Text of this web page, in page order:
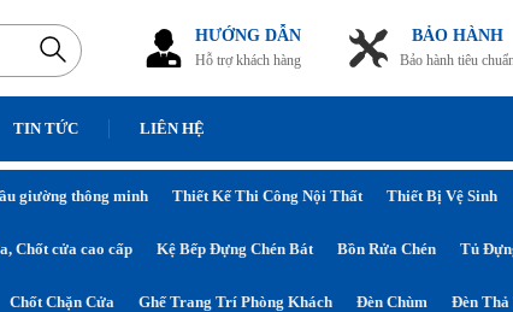
HƯỚNG DẪN
Hỗ trợ khách hàng
BẢO HÀNH
Bảo hành tiêu
TIN TỨC LIÊN HỆ
giường thông minh Thiết Kế Thi Công Nội Thất Thiết Bị Vệ Sinh
Chốt cửa cao cấp Kệ Bếp Đựng Chén Bát Bồn Rửa Chén Tủ
Chốt Chặn Cửa Ghế Trang Trí Phòng Khách Đèn Chùm Đèn Thả